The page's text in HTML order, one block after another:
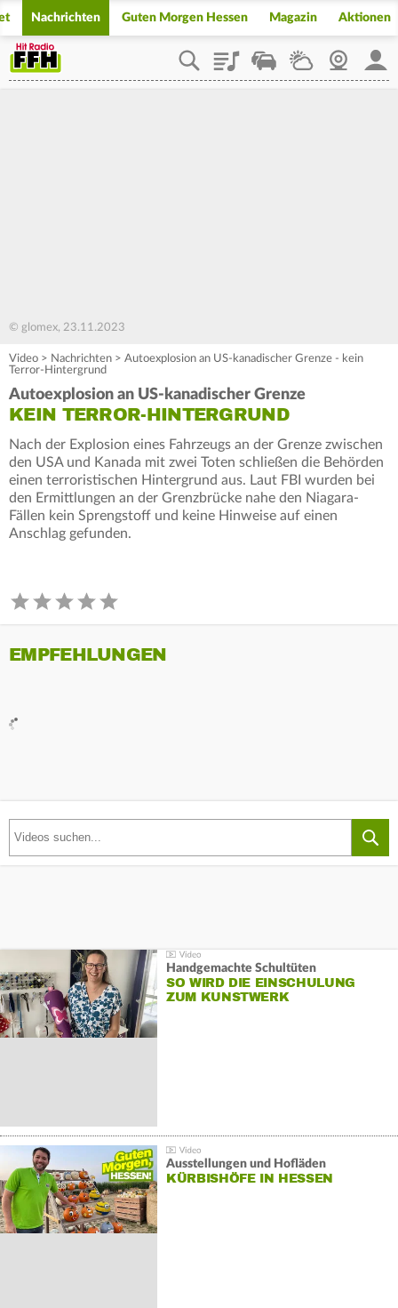
Nachrichten Guten Morgen Hessen Magazin Aktionen
PlaylistStaupilotWetterWebcam
© glomex, 23.11.2023
Video > Nachrichten > Autoexplosion an US-kanadischer Grenze - kein
Terror-Hintergrund
Autoexplosion an US-kanadischer Grenze
KEIN TERROR-HINTERGRUND
Nach der Explosion eines Fahrzeugs an der Grenze zwischen
den USA und Kanada mit zwei Toten schließen die Behörden
einen terroristischen Hintergrund aus. Laut FBI wurden bei
den Ermittlungen an der Grenzbrücke nahe den Niagara-
Fällen kein Sprengstoff und keine Hinweise auf einen
Anschlag gefunden.
EMPFEHLUNGEN
Handgemachte Schultüten
SO WIRD DIE EINSCHULUNG
ZUM KUNSTWERK
Ausstellungen und Hofläden
KÜRBISHÖFE IN HESSEN